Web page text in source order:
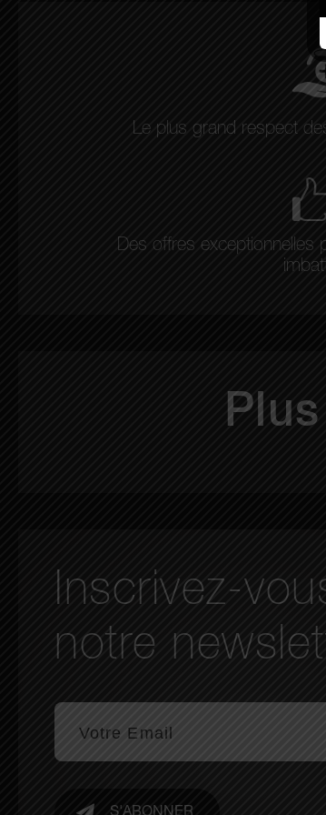
Le plus grand respect
Des offres
Inscrivez-
notre